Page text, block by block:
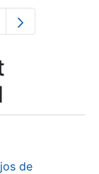
Pages Use
de